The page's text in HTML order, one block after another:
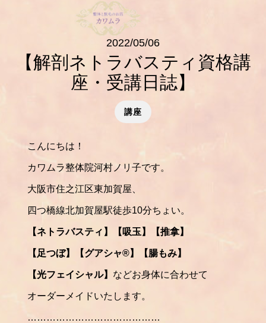
2022/05/06
【解剖ネトラバスティ資格講
座・受講日誌】
講座
こんにちは！
カワムラ整体院河村ノリ子です。
大阪市住之江区東加賀屋、
四つ橋線北加賀屋駅徒歩10分ちょい。
【ネトラバスティ】【吸玉】【推拿】
【足つぼ】【グアシャ®️】【腸もみ】
【光フェイシャル】 などお身体に合わせて
オーダーメイドいたします。
……………………………………